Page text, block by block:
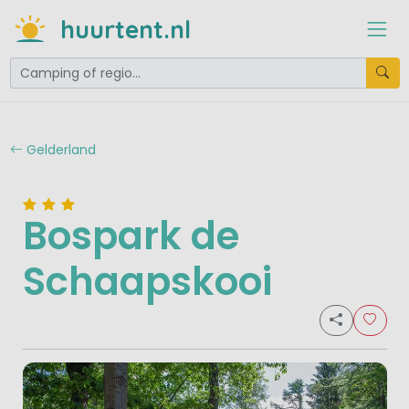
huurtent.nl
Gelderland
Bospark de
Schaapskooi